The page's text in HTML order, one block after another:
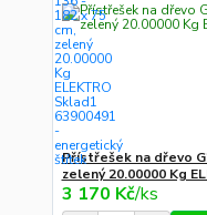
Přístřešek na dřevo
zelený 20.00000 Kg
3 170 Kč/ks